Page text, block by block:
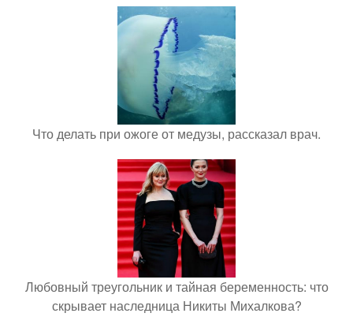
Что делать при ожоге от медузы, рассказал врач.
Любовный треугольник и тайная беременность: что
скрывает наследница Никиты Михалкова?